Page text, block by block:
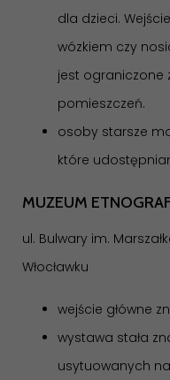
dla dzieci.
wózkiem czy
jest ograniczone
pomieszczeń.
osoby starsze
które
MUZEUM
ul. Bulwary im.
Włocławku
wejście główne
wystawa stała
usytuowanych